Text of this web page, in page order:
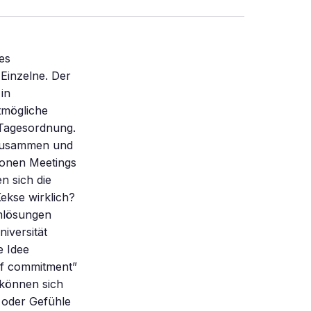
Richtung. Doch auch hier kann Schulz-Hardt helfen: Jede Gruppe sollte sich zum Ziel setzen, offen gegenüber kritischen Stimmen zu sein und Meinungskonflikte nicht zu unterdrücken. Den